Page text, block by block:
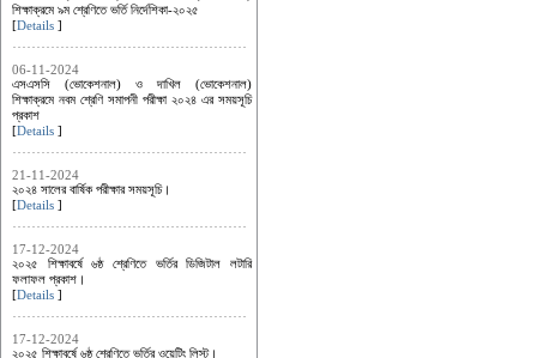
শিক্ষাক্রমে ৯ম শ্রেণিতে ভর্তি নির্দেশিকা-২০২৫
[Details ]
06-11-2024
এসএসসি (ভোকেশনাল) ও দাখিল (ভোকেশনাল)
শিক্ষাক্রমে নবম শ্রেণি সমাপনী পরীক্ষা ২০২৪ এর সময়সূচি
প্রকাশ
[Details ]
21-11-2024
২০২৪ সালের বার্ষিক পরীক্ষার সময়সূচি।
[Details ]
17-12-2024
২০২৫ শিক্ষাবর্ষে ৬ষ্ঠ শ্রেণিতে ভর্তির ডিজিটাল লটারি
ফলাফল প্রকাশ।
[Details ]
17-12-2024
২০২৫ শিক্ষাবর্ষে ৬ষ্ঠ শ্রেণিতে ভর্তির ওয়েটিং লিস্ট।